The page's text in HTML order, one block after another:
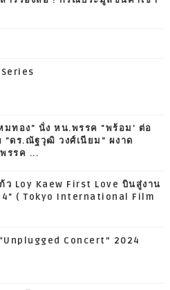
Series
ทอง" นั่ง หน.พรรค "พร้อม' ต่อ
"ดร.ณัฐวุฒิ วงศ์เนียม" ผงาด
รรค ...
ว Loy Kaew First Love บินสู่งาน
( Tokyo International Film
Concert” 2024